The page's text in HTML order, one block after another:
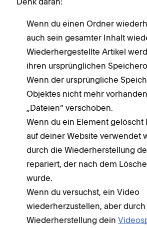
Wenn du einen Ordner
auch sein gesamter Inhalt
Wiederhergestellte Artikel
ihren ursprünglichen
Wenn der ursprüngliche
Objektes nicht mehr
„Dateien“ verschoben.
Wenn du ein Element gelöscht
auf deiner Website verwendet
durch die Wiederherstellung
repariert, der nach dem
wurde.
Wenn du versuchst, ein Video
wiederherzustellen, aber durch
Wiederherstellung dein